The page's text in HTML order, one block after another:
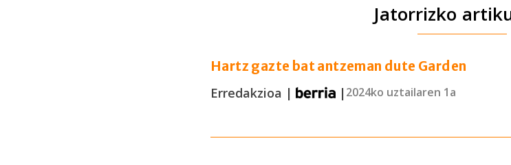
Jatorrizko
Hartz gazte bat antzeman dute Garden
Erredakzioa |
|2024ko uztailaren 1a